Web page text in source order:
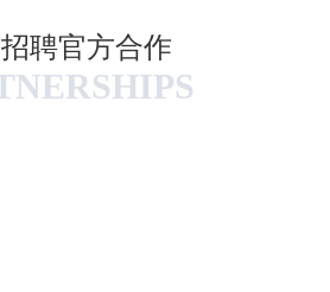
聘官方合作